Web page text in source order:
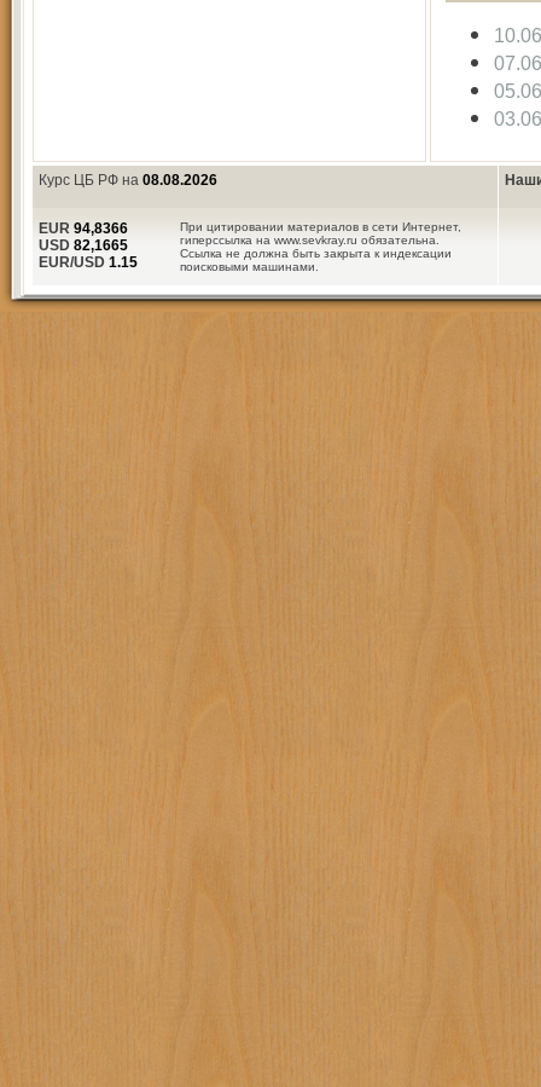
Курс ЦБ РФ на 08.08.2026
При цитировании материалов в сети Интернет,
гиперссылка на www.sevkray.ru обязательна.
Ссылка не должна быть закрыта к индексации
поисковыми машинами.
EUR 94,8366
USD 82,1665
EUR/USD 1.15